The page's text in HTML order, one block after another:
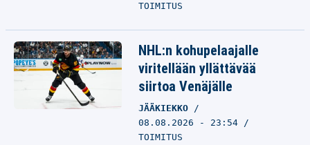
TOIMITUS
NHL:n kohupelaajalle
viritellään yllättävää
siirtoa Venäjälle
JÄÄKIEKKO
08.08.2026 - 23:54
TOIMITUS